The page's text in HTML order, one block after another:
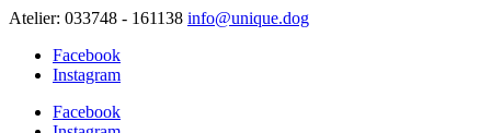
Atelier: 033748 - 161138 info@unique.dog
Facebook
Instagram
Facebook